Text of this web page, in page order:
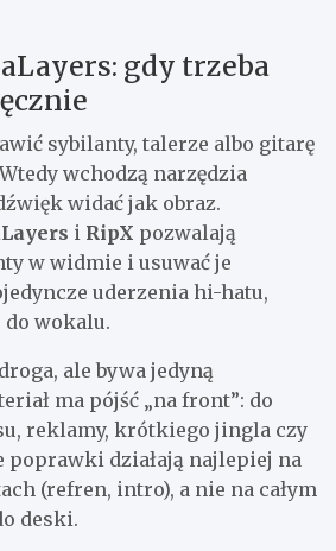
gdy trzeba
sybilanty, talerze albo gitarę
wchodzą narzędzia
widać jak obraz.
i RipX pozwalają
w widmie i usuwać je
uderzenia hi-hatu,
do wokalu.
ale bywa jedyną
ma pójść „na front”: do
reklamy, krótkiego jingla czy
poprawki działają najlepiej na
(refren, intro), a nie na całym
deski.